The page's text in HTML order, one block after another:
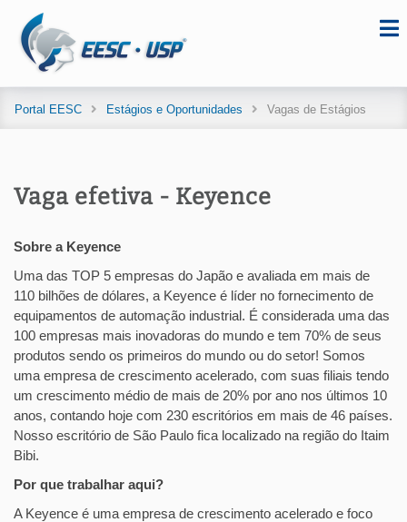
Portal EESC Estágios e Oportunidades Vagas de Estágios
Vaga efetiva - Keyence
Sobre a Keyence
Uma das TOP 5 empresas do Japão e avaliada em mais de
110 bilhões de dólares, a Keyence é líder no fornecimento de
equipamentos de automação industrial. É considerada uma das
100 empresas mais inovadoras do mundo e tem 70% de seus
produtos sendo os primeiros do mundo ou do setor! Somos
uma empresa de crescimento acelerado, com suas filiais tendo
um crescimento médio de mais de 20% por ano nos últimos 10
anos, contando hoje com 230 escritórios em mais de 46 países.
Nosso escritório de São Paulo fica localizado na região do Itaim
Bibi.
Por que trabalhar aqui?
A Keyence é uma empresa de crescimento acelerado e foco